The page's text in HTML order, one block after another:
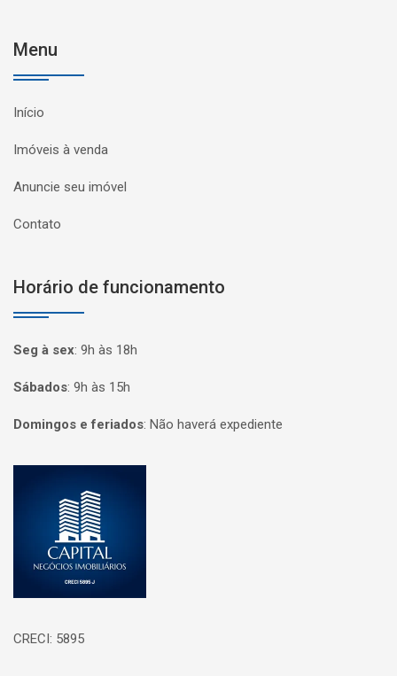
Menu
Início
Imóveis à venda
Anuncie seu imóvel
Contato
Horário de funcionamento
Seg à sex: 9h às 18h
Sábados: 9h às 15h
Domingos e feriados: Não haverá expediente
CRECI: 5895